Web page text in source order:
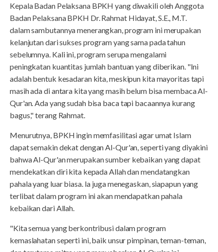
Kepala Badan Pelaksana BPKH yang diwakili oleh Anggota
Badan Pelaksana BPKH Dr. Rahmat Hidayat, S.E., M.T.
dalam sambutannya menerangkan, program ini merupakan
kelanjutan dari sukses program yang sama pada tahun
sebelumnya. Kali ini, program serupa mengalami
peningkatan kuantitas jumlah bantuan yang diberikan. "Ini
adalah bentuk kesadaran kita, meskipun kita mayoritas tapi
masih ada di antara kita yang masih belum bisa membaca Al-
Qur'an. Ada yang sudah bisa baca tapi bacaannya kurang
bagus," terang Rahmat.
Menurutnya, BPKH ingin memfasilitasi agar umat Islam
dapat semakin dekat dengan Al-Qur'an, seperti yang diyakini
bahwa Al-Qur'an merupakan sumber kebaikan yang dapat
mendekatkan diri kita kepada Allah dan mendatangkan
pahala yang luar biasa. Ia juga menegaskan, siapapun yang
terlibat dalam program ini akan mendapatkan pahala
kebaikan dari Allah.
"Kita semua yang berkontribusi dalam program
kemaslahatan seperti ini, baik unsur pimpinan, teman-teman,